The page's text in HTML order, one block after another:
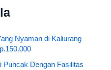
Nyaman di Kaliurang
Puncak Dengan Fasilitas